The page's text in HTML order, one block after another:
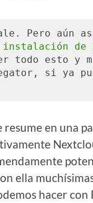
Pero aún
instalación de
todo esto y
si ya
resume en una
ella
hacer con